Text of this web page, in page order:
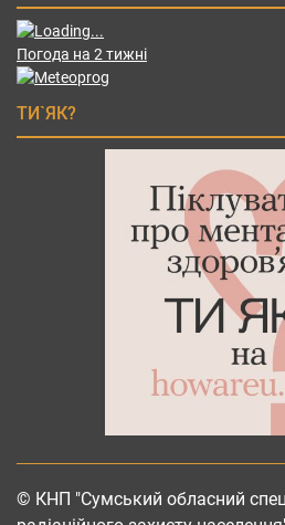
Погода на 2 тижні
ТИ`ЯК?
© КНП "Сумський обласний